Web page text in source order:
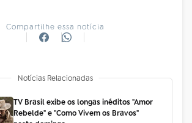
Compartilhe essa notícia
Notícias Relacionadas
TV Brasil exibe os longas inéditos "Amor
Rebelde" e "Como Vivem os Bravos"